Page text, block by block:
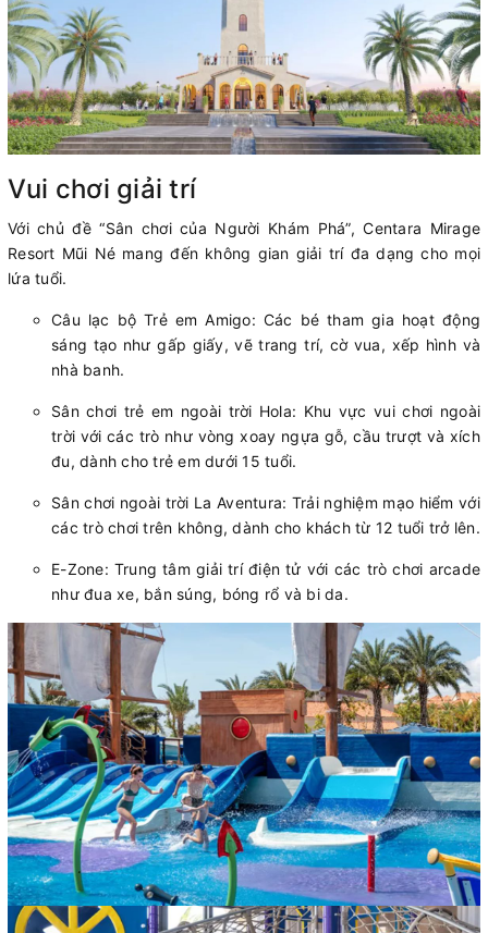
Vui chơi giải trí
Với chủ đề “Sân chơi của Người Khám Phá”, Centara Mirage
Resort Mũi Né mang đến không gian giải trí đa dạng cho mọi
lứa tuổi.
Câu lạc bộ Trẻ em Amigo: Các bé tham gia hoạt động
sáng tạo như gấp giấy, vẽ trang trí, cờ vua, xếp hình và
nhà banh.
Sân chơi trẻ em ngoài trời Hola: Khu vực vui chơi ngoài
trời với các trò như vòng xoay ngựa gỗ, cầu trượt và xích
đu, dành cho trẻ em dưới 15 tuổi.
Sân chơi ngoài trời La Aventura: Trải nghiệm mạo hiểm với
các trò chơi trên không, dành cho khách từ 12 tuổi trở lên.
E-Zone: Trung tâm giải trí điện tử với các trò chơi arcade
như đua xe, bắn súng, bóng rổ và bi da.